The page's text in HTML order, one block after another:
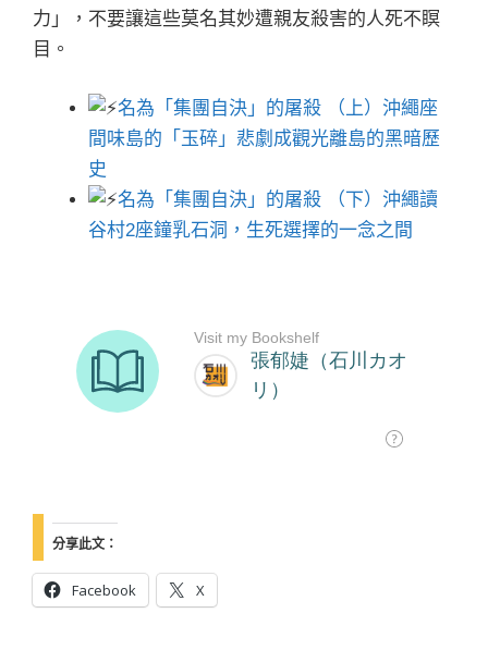
力」，不要讓這些莫名其妙遭親友殺害的人死不瞑
目。
名為「集團自決」的屠殺 （上）沖繩座
間味島的「玉碎」悲劇成觀光離島的黑暗歷
史
名為「集團自決」的屠殺 （下）沖繩讀
谷村2座鐘乳石洞，生死選擇的一念之間
分享此文：
Facebook X